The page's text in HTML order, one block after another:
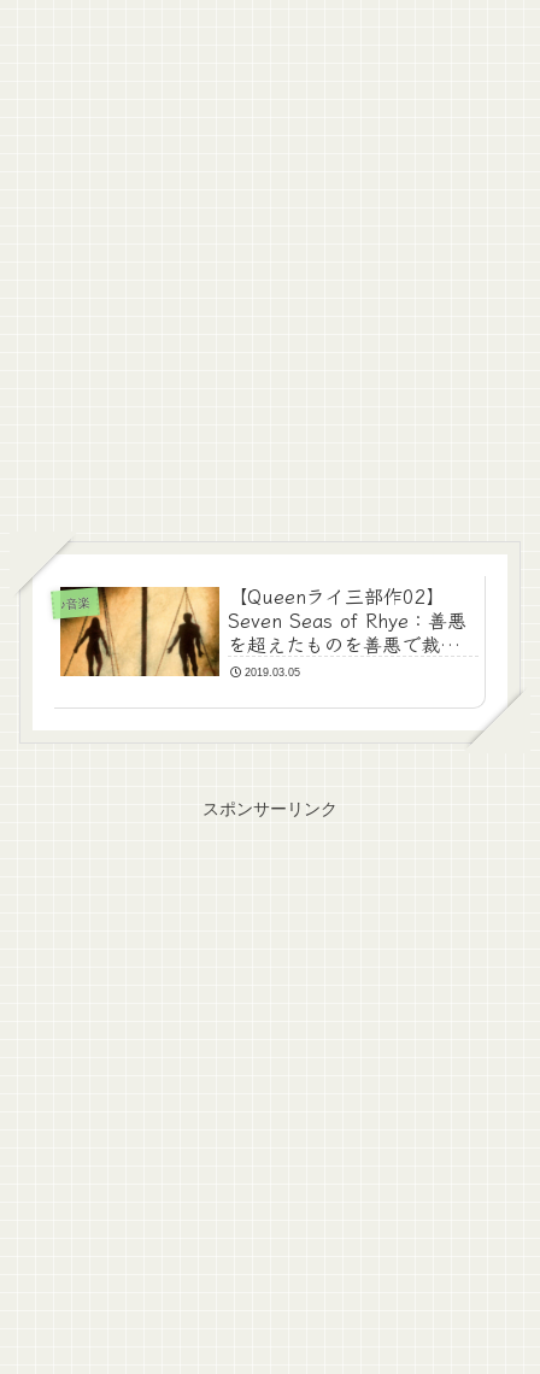
♪音楽
【Queenライ三部作02】
Seven Seas of Rhye：善悪
を超えたものを善悪で裁く
ということ
2019.03.05
スポンサーリンク